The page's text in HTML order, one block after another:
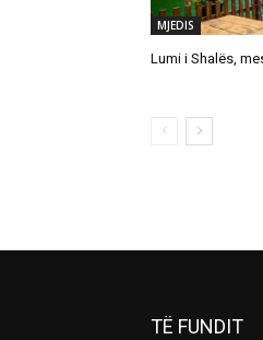
MJEDIS
Lumi i Shalës,
TË FUNDIT